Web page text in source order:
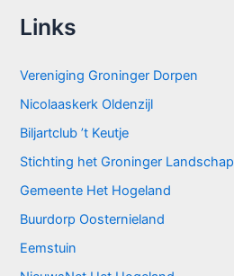
Links
Vereniging Groninger Dorpen
Nicolaaskerk Oldenzijl
Biljartclub ’t Keutje
Stichting het Groninger Landschap
Gemeente Het Hogeland
Buurdorp Oosternieland
Eemstuin